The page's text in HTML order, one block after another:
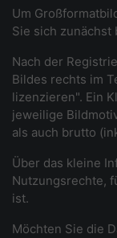
Um
Sie sich zunächst
Nach der
Bildes rechts im
lizenzieren". Ein
jeweilige
als auch brutto
Über das kleine
Nutzungsrechte,
ist.
Möchten Sie die